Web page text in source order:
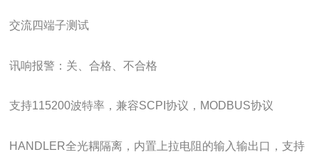
交流四端子测试
讯响报警：关、合格、不合格
支持115200波特率，兼容SCPI协议，MODBUS协议
HANDLER全光耦隔离，内置上拉电阻的输入输出口，支持